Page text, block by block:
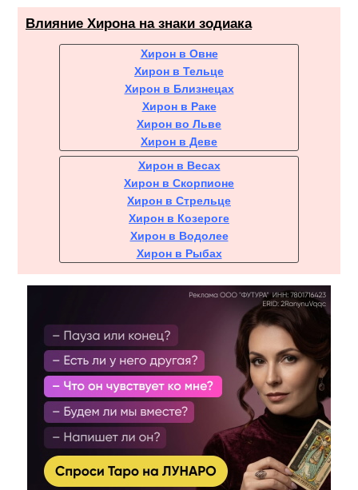
Влияние Хирона на знаки зодиака
Хирон в Овне
Хирон в Тельце
Хирон в Близнецах
Хирон в Раке
Хирон во Льве
Хирон в Деве
Хирон в Весах
Хирон в Скорпионе
Хирон в Стрельце
Хирон в Козероге
Хирон в Водолее
Хирон в Рыбах